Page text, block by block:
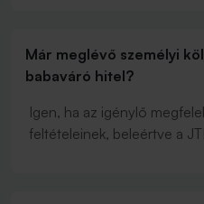
Már meglévő személyi
babaváró hitel?
Igen, ha az igénylő
feltételeinek, beleértve a